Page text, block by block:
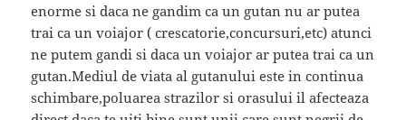
enorme si daca ne gandim ca un gutan nu ar putea
trai ca un voiajor ( crescatorie,concursuri,etc) atunci
ne putem gandi si daca un voiajor ar putea trai ca un
gutan.Mediul de viata al gutanului este in continua
schimbare,poluarea strazilor si orasului il afecteaza